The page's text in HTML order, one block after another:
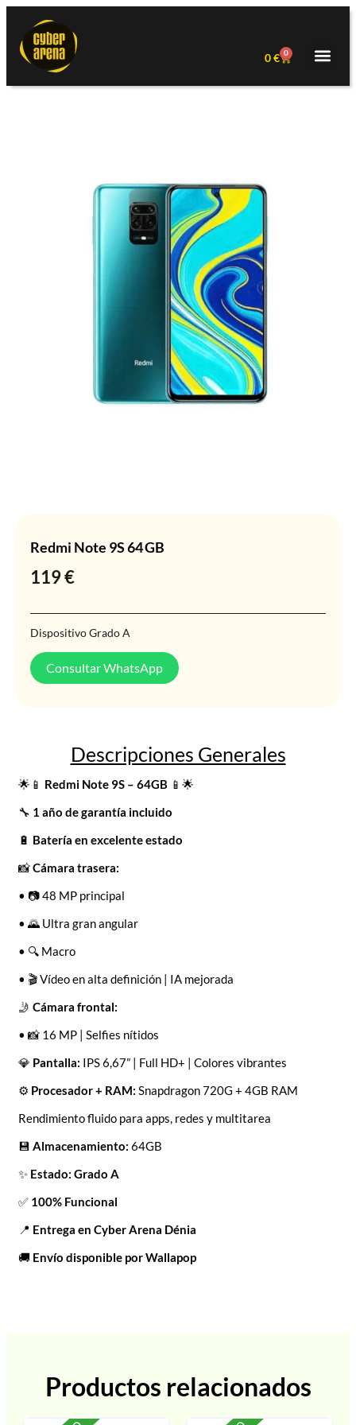
0€ 0
Redmi Note 9S 64 GB
119€
Dispositivo Grado A
Consultar WhatsApp
Descripciones Generales
🌟📱 Redmi Note 9S – 64GB 📱🌟
🔧 1 año de garantía incluido
🔋 Batería en excelente estado
📸Cámara trasera:
• 📷 48 MP principal
• 🌄 Ultra gran angular
• 🔍 Macro
• 🎬 Vídeo en alta definición | IA mejorada
🤳 Cámara frontal:
• 📸 16 MP | Selfies nítidos
💎 Pantalla: IPS 6,67” | Full HD+ | Colores vibrantes
⚙️ Procesador + RAM: Snapdragon 720G + 4GB RAM
Rendimiento fluido para apps, redes y multitarea
💾 Almacenamiento: 64GB
✨ Estado: Grado A
✅ 100% Funcional
📍 Entrega en Cyber Arena Dénia
🚚 Envío disponible por Wallapop
Productos relacionados